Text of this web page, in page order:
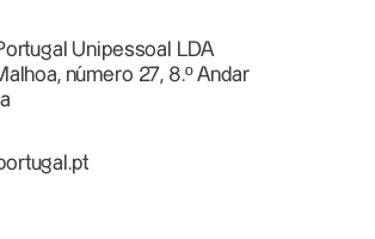
Unipessoal LDA
número 27, 8.º Andar